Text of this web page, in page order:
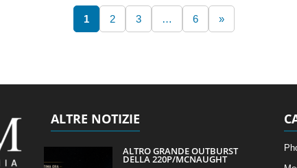
1 2 3 … 6 »
ALTRE NOTIZIE
ALTRO GRANDE OUTBURST
DELLA 220P/MCNAUGHT